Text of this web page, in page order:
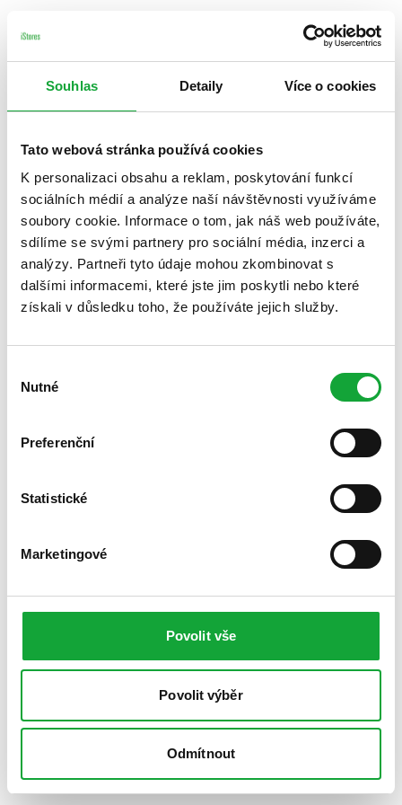
Souhlas Detaily Více o cookies
Tato webová stránka používá cookies
K personalizaci obsahu a reklam, poskytování funkcí
sociálních médií a analýze naší návštěvnosti využíváme
soubory cookie. Informace o tom, jak náš web používáte,
sdílíme se svými partnery pro sociální média, inzerci a
analýzy. Partneři tyto údaje mohou zkombinovat s
dalšími informacemi, které jste jim poskytli nebo které
získali v důsledku toho, že používáte jejich služby.
souhlasu
Nutné
Preferenční
Statistické
Marketingové
Povolit vše
Povolit výběr
Odmítnout